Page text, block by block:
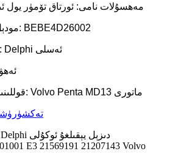
مەھسۇلات نامى: ئورتاق تۆمۈر يول
مودېل نومۇرى: BEBE4D26002
ماركىسى: Delphi ئەسلى
قوللىنىشچانلىقى: Volvo Penta MD13 ماتورى
تەكشۈرۈش